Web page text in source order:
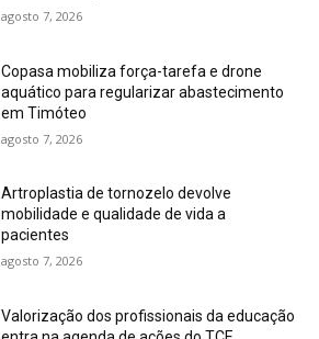
agosto 7, 2026
Copasa mobiliza força-tarefa e drone
aquático para regularizar abastecimento
em Timóteo
agosto 7, 2026
Artroplastia de tornozelo devolve
mobilidade e qualidade de vida a
pacientes
agosto 7, 2026
Valorização dos profissionais da educação